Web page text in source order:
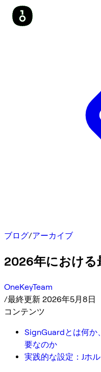
ブログ/アーカイブ
2026年における
OneKeyTeam
/最終更新 2026年5月8日
コンテンツ
SignGuardとは何か
要なのか
実践的な設定：Jホ